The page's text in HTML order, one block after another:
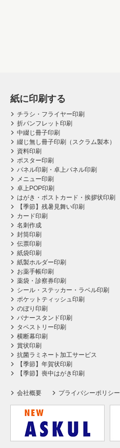
紙に印刷する
チラシ・フライヤー印刷
折パンフレット印刷
中綴じ冊子印刷
綴じ無し冊子印刷（スクラム製本）
資料印刷
ポスター印刷
パネル印刷・卓上パネル印刷
メニュー印刷
卓上POP印刷
はがき・ポストカード・挨拶状印刷
【季節】残暑見舞い印刷
カード印刷
名刺作成
封筒印刷
伝票印刷
紙袋印刷
紙製ホルダー印刷
お薬手帳印刷
薬袋・診察券印刷
シール・ステッカー・ラベル印刷
ポケットティッシュ印刷
のぼり印刷
バナースタンド印刷
タペストリー印刷
横断幕印刷
賞状印刷
抗菌ラミネート加工サービス
【季節】年賀状印刷
【季節】喪中はがき印刷
会社概要 プライバシーポリシー